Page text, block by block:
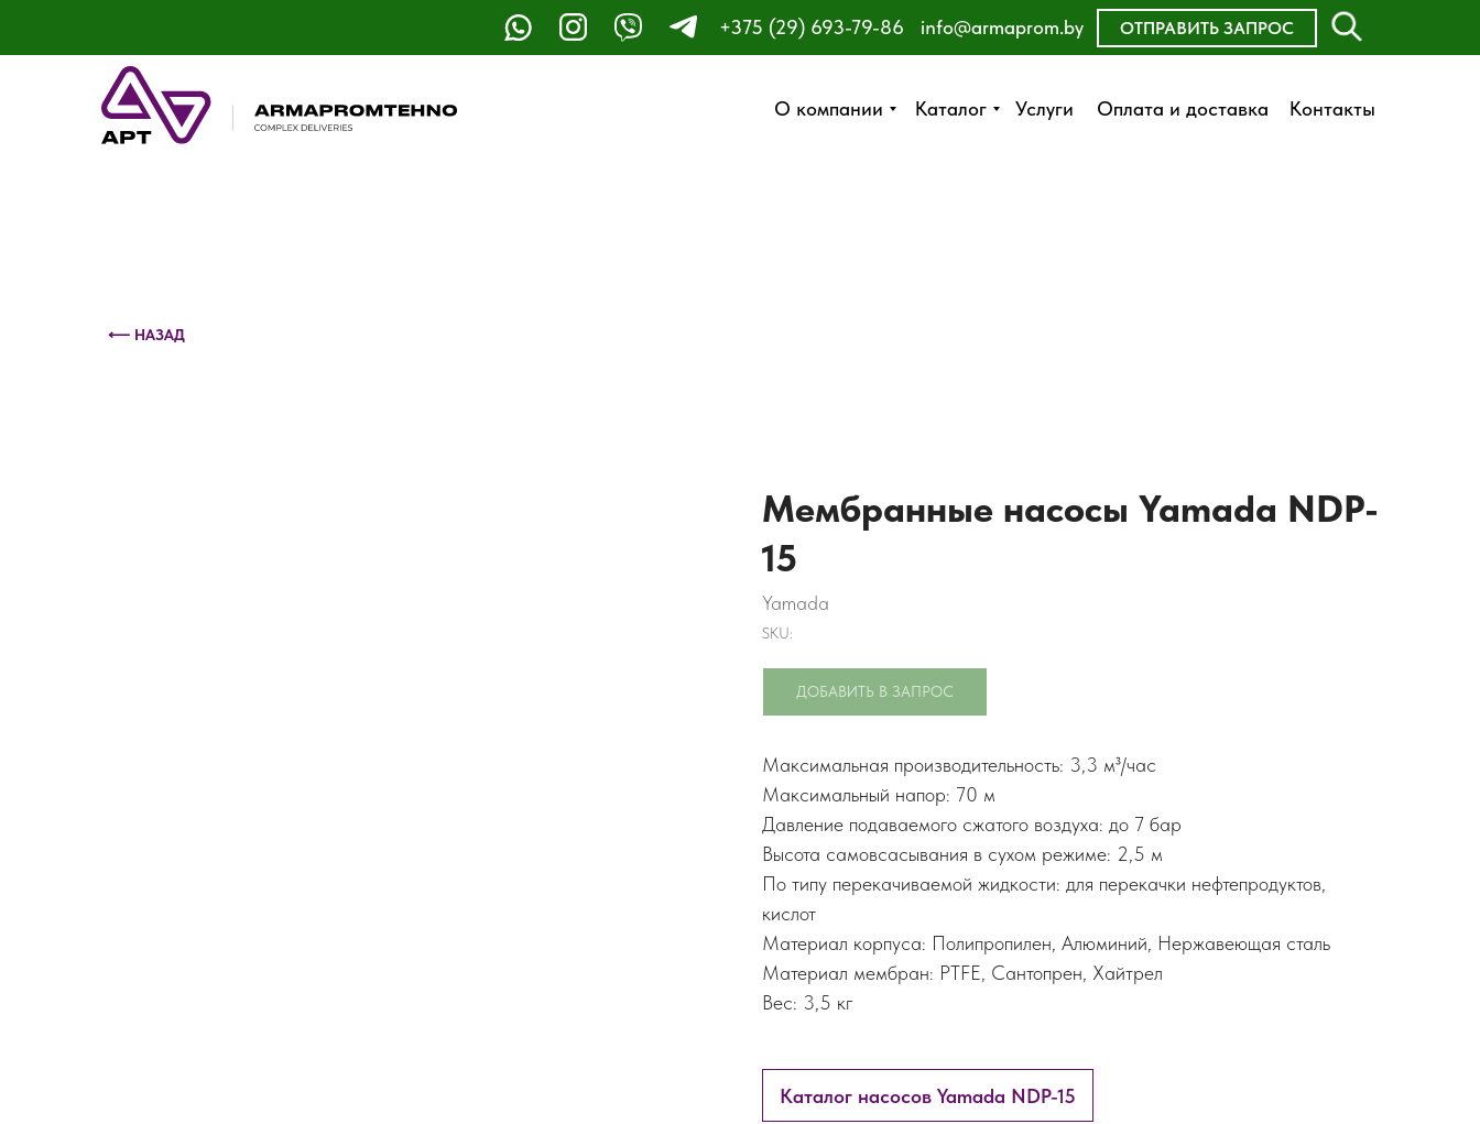
О компании Каталог Услуги Оплата и доставка Контакты
+375 (29) 693-79-86 ОТПРАВИТЬ ЗАПРОС
info@armaprom.by
О компании Каталог Услуги Оплата и доставка Контакты
ОСТАВИТЬ ЗАЯВКУ
ЗАКАЗАТЬ ЗВОНОК
⟵ НАЗАД
Мембранные насосы Yamada NDP-
15
Yamada
SKU:
ДОБАВИТЬ В ЗАПРОС
Максимальная производительность: 3,3 м³/час
Максимальный напор: 70 м
Давление подаваемого сжатого воздуха: до 7 бар
Высота самовсасывания в сухом режиме: 2,5 м
По типу перекачиваемой жидкости: для перекачки нефтепродуктов,
кислот
Материал корпуса: Полипропилен, Алюминий, Нержавеющая сталь
Материал мембран: PTFE, Сантопрен, Хайтрел
Вес: 3,5 кг
Каталог насосов Yamada NDP-15